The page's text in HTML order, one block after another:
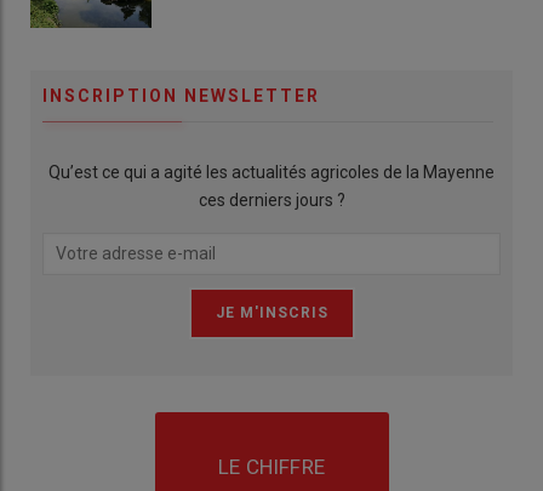
INSCRIPTION NEWSLETTER
Qu’est ce qui a agité les actualités agricoles de la Mayenne
ces derniers jours ?
LE CHIFFRE